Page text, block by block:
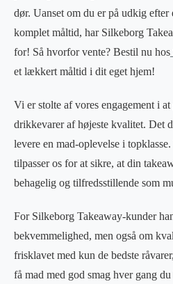
dør. Uanset om du er på udkig efter
komplet måltid, har Silkeborg
for! Så hvorfor vente? Bestil nu hos
et lækkert måltid i dit eget hjem!
Vi er stolte af vores engagement i
drikkevarer af højeste kvalitet. Det
levere en mad-oplevelse i
tilpasser os for at sikre, at din
behagelig og tilfredsstillende som
For Silkeborg Takeaway-kunder
bekvemmelighed, men også om
frisklavet med kun de bedste
få mad med god smag hver gang